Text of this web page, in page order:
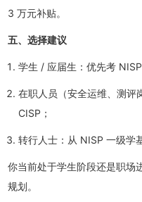
3 万元补贴。
五、选择建议
学生 / 应届生：优先考
在职人员（安全运维、测评
CISP；
转行人士：从 NISP 一级学
你当前处于学生阶段还是职场
规划。